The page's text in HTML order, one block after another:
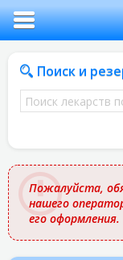
Поиск и
Поиск
лекарств
названию
Пожалуйста,
нашего
его оформления.